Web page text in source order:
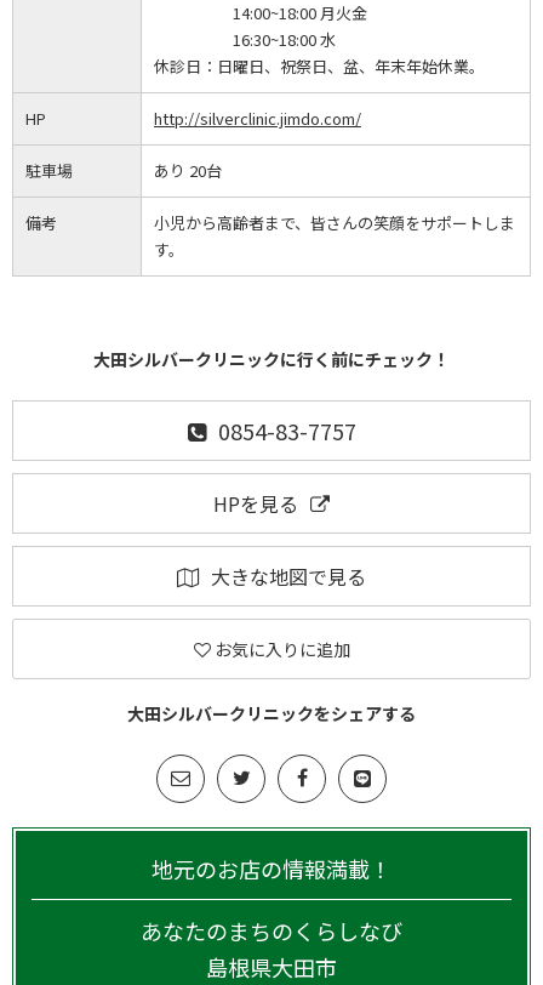
14:00~18:00 月火金
16:30~18:00 水
休診日： 日曜日、祝祭日、盆、年末年始休業。
HP http://silverclinic.jimdo.com/
駐車場 あり 20台
備考
小児から高齢者まで、皆さんの笑顔をサポートしま
す。
大田シルバークリニックに行く前にチェック！
0854-83-7757
HPを見る
大きな地図で見る
お気に入りに追加
大田シルバークリニックをシェアする
地元のお店の情報満載！
あなたのまちのくらしなび
島根県大田市